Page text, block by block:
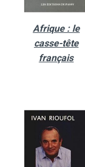
Afrique : le
casse-tête
français